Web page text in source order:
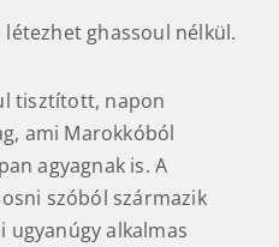
ghassoul nélkül.
tisztított, napon
ami Marokkóból
agyagnak is. A
szóból származik
ugyanúgy alkalmas